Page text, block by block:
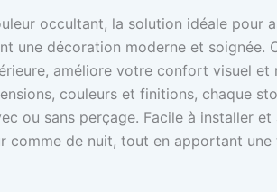
occultant, la solution idéale pour
une décoration moderne et soignée.
améliore votre confort visuel et
couleurs et finitions, chaque
ou sans perçage. Facile à installer
comme de nuit, tout en apportant